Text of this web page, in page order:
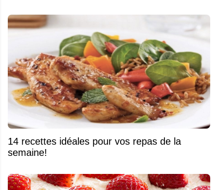
14 recettes idéales pour vos repas de la
semaine!